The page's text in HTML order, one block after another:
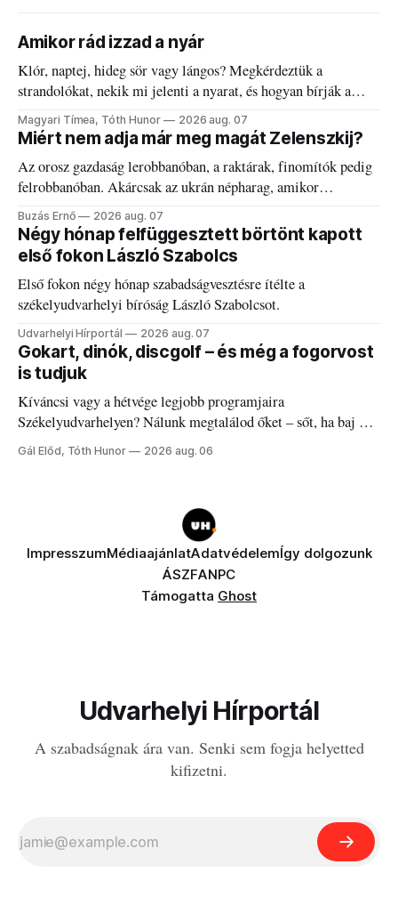
Amikor rád izzad a nyár
Klór, naptej, hideg sör vagy lángos? Megkérdeztük a
strandolókat, nekik mi jelenti a nyarat, és hogyan bírják a
kánikulát.
Magyari Tímea, Tóth Hunor 2026 aug. 07
Miért nem adja már meg magát Zelenszkij?
Az orosz gazdaság lerobbanóban, a raktárak, finomítók pedig
felrobbanóban. Akárcsak az ukrán népharag, amikor
elégedetlen vezetőivel.
Buzás Ernő 2026 aug. 07
Négy hónap felfüggesztett börtönt kapott
első fokon László Szabolcs
Első fokon négy hónap szabadságvesztésre ítélte a
székelyudvarhelyi bíróság László Szabolcsot.
Udvarhelyi Hírportál 2026 aug. 07
Gokart, dinók, discgolf – és még a fogorvost
is tudjuk
Kíváncsi vagy a hétvége legjobb programjaira
Székelyudvarhelyen? Nálunk megtalálod őket – sőt, ha baj van
a fogaddal, a fogorvosi ügyeletet is!
Gál Előd, Tóth Hunor 2026 aug. 06
ImpresszumMédiaajánlatAdatvédelemÍgy dolgozunk
ÁSZFANPC
Támogatta Ghost
Udvarhelyi Hírportál
A szabadságnak ára van. Senki sem fogja helyetted
kifizetni.